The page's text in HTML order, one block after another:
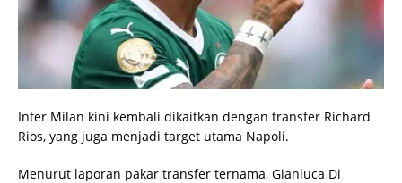
Inter Milan kini kembali dikaitkan dengan transfer Richard
Rios, yang juga menjadi target utama Napoli.
Menurut laporan pakar transfer ternama, Gianluca Di